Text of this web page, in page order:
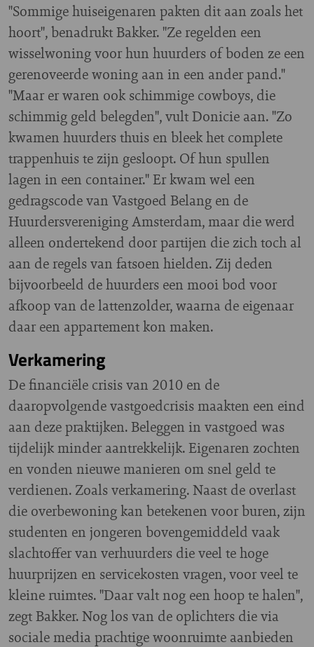
"Sommige huiseigenaren pakten dit aan zoals het
hoort", benadrukt Bakker. "Ze regelden een
wisselwoning voor hun huurders of boden ze een
gerenoveerde woning aan in een ander pand."
"Maar er waren ook schimmige cowboys, die
schimmig geld belegden", vult Donicie aan. "Zo
kwamen huurders thuis en bleek het complete
trappenhuis te zijn gesloopt. Of hun spullen
lagen in een container." Er kwam wel een
gedragscode van Vastgoed Belang en de
Huurdersvereniging Amsterdam, maar die werd
alleen ondertekend door partijen die zich toch al
aan de regels van fatsoen hielden. Zij deden
bijvoorbeeld de huurders een mooi bod voor
afkoop van de lattenzolder, waarna de eigenaar
daar een appartement kon maken.
Verkamering
De financiële crisis van 2010 en de
daaropvolgende vastgoedcrisis maakten een eind
aan deze praktijken. Beleggen in vastgoed was
tijdelijk minder aantrekkelijk. Eigenaren zochten
en vonden nieuwe manieren om snel geld te
verdienen. Zoals verkamering. Naast de overlast
die overbewoning kan betekenen voor buren, zijn
studenten en jongeren bovengemiddeld vaak
slachtoffer van verhuurders die veel te hoge
huurprijzen en servicekosten vragen, voor veel te
kleine ruimtes. "Daar valt nog een hoop te halen",
zegt Bakker. Nog los van de oplichters die via
sociale media prachtige woonruimte aanbieden